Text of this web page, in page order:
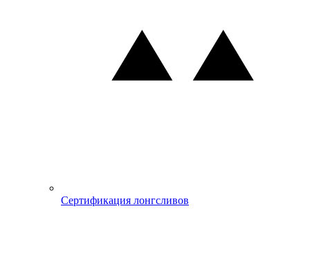
Сертификация лонгсливов